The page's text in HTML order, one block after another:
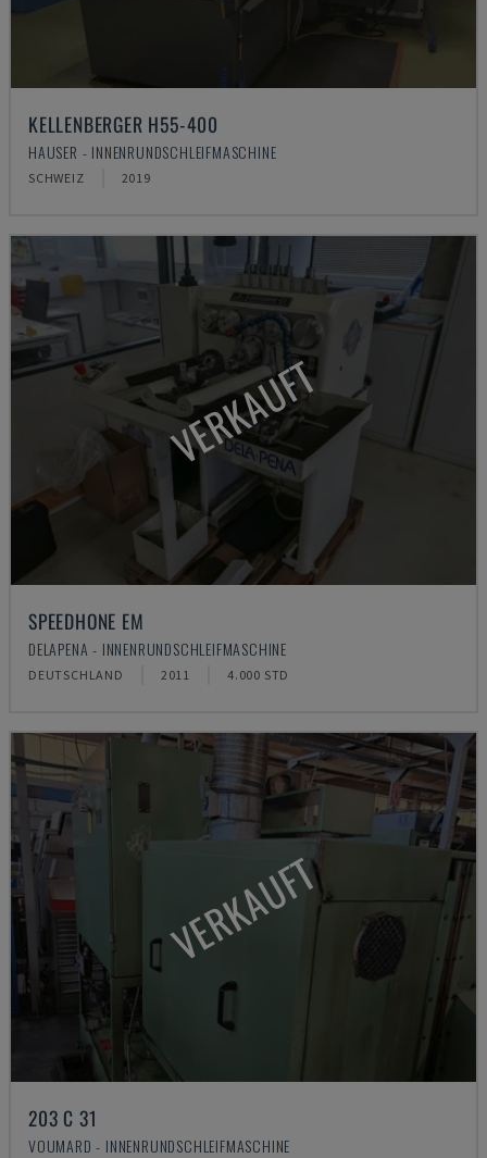
KELLENBERGER H55-400
HAUSER - INNENRUNDSCHLEIFMASCHINE
SCHWEIZ 2019
VERKAUFT
SPEEDHONE EM
DELAPENA - INNENRUNDSCHLEIFMASCHINE
DEUTSCHLAND 2011 4.000 STD
VERKAUFT
203 C 31
VOUMARD - INNENRUNDSCHLEIFMASCHINE